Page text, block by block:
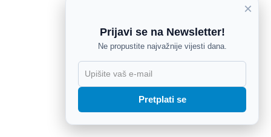
×
Prijavi se na Newsletter!
Ne propustite najvažnije vijesti dana.
Pretplati se